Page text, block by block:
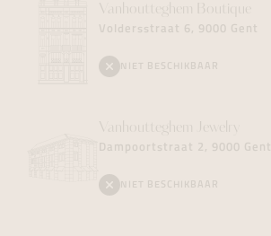
Vanhoutteghem Boutique
Voldersstraat 6, 9000 Gent
NIET BESCHIKBAAR
Vanhoutteghem Jewelry
Dampoortstraat 2, 9000 Gent
NIET BESCHIKBAAR